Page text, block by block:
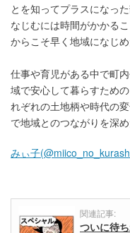
とを知ってプラスになっ
なじむには時間がかかる
からこそ早く地域になじめ
仕事や育児がある中で町
域で安心して暮らすため
れぞれの土地柄や時代の
で地域とのつながりを深め
みぃ子
関連記事:
ついに待